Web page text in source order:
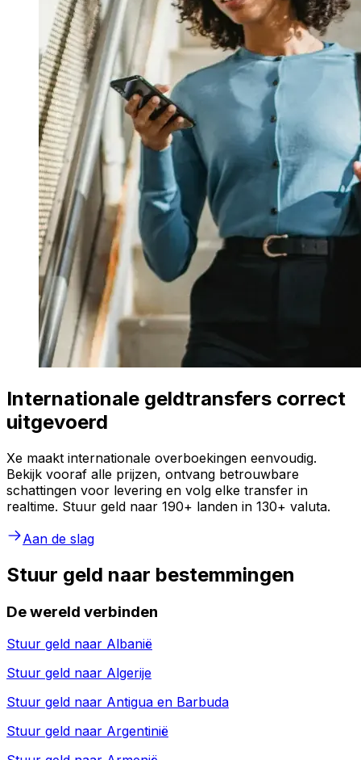
Internationale geldtransfers correct
uitgevoerd
Xe maakt internationale overboekingen eenvoudig.
Bekijk vooraf alle prijzen, ontvang betrouwbare
schattingen voor levering en volg elke transfer in
realtime. Stuur geld naar 190+ landen in 130+ valuta.
Aan de slag
Stuur geld naar bestemmingen
De wereld verbinden
Stuur geld naar Albanië
Stuur geld naar Algerije
Stuur geld naar Antigua en Barbuda
Stuur geld naar Argentinië